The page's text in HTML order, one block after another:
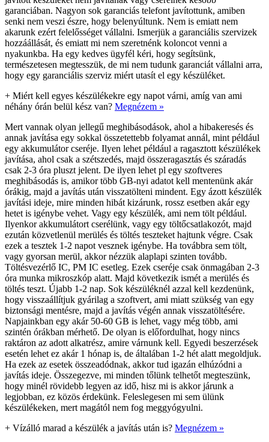
garanciában. Nagyon sok garanciás telefont javítottunk, amiben
senki nem veszi észre, hogy belenyúltunk. Nem is emiatt nem
akarunk ezért felelősséget vállalni. Ismerjük a garanciális szervizek
hozzáállását, és emiatt mi nem szeretnénk koloncot venni a
nyakunkba. Ha egy kedves ügyfél kéri, hogy segítsünk,
természetesen megtesszük, de mi nem tudunk garanciát vállalni arra,
hogy egy garanciális szerviz miért utasít el egy készüléket.
+ Miért kell egyes készülékekre egy napot várni, amíg van ami
néhány órán belül kész van? Megnézem »
Mert vannak olyan jellegű meghibásodások, ahol a hibakeresés és
annak javítása egy sokkal összetettebb folyamat annál, mint például
egy akkumulátor cseréje. Ilyen lehet például a ragasztott készülékek
javítása, ahol csak a szétszedés, majd összeragasztás és száradás
csak 2-3 óra pluszt jelent. De ilyen lehet pl egy szoftveres
meghibásodás is, amikor több GB-nyi adatot kell mentenünk akár
órákig, majd a javítás után visszatölteni mindent. Egy ázott készülék
javítási ideje, mire minden hibát kizárunk, rossz esetben akár egy
hetet is igénybe vehet. Vagy egy készülék, ami nem tölt például.
Ilyenkor akkumulátort cserélünk, vagy egy töltőcsatlakozót, majd
ezután közvetlenül merülés és töltés teszteket hajtunk végre. Csak
ezek a tesztek 1-2 napot vesznek igénybe. Ha továbbra sem tölt,
vagy gyorsan merül, akkor nézzük alaplapi szinten tovább.
Töltésvezérlő IC, PM IC esetleg. Ezek cseréje csak önmagában 2-3
óra munka mikroszkóp alatt. Majd következik ismét a merülés és
töltés teszt. Újabb 1-2 nap. Sok készüléknél azzal kell kezdenünk,
hogy visszaállítjuk gyárilag a szoftvert, ami miatt szükség van egy
biztonsági mentésre, majd a javítás végén annak visszatöltésére.
Napjainkban egy akár 50-60 GB is lehet, vagy még több, ami
szintén órákban mérhető. De olyan is előfordulhat, hogy nincs
raktáron az adott alkatrész, amire várnunk kell. Egyedi beszerzések
esetén lehet ez akár 1 hónap is, de általában 1-2 hét alatt megoldjuk.
Ha ezek az esetek összeadódnak, akkor tud igazán elhúzódni a
javítás ideje. Összegezve, mi minden tőlünk telhetőt megteszünk,
hogy minél rövidebb legyen az idő, hisz mi is akkor járunk a
legjobban, ez közös érdekünk. Feleslegesen mi sem ülünk
készülékeken, mert magától nem fog meggyógyulni.
+ Vízálló marad a készülék a javítás után is? Megnézem »